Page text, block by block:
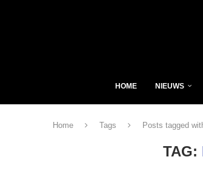
HOME NIEUWS
Home Tags Posts tagged
TAG: